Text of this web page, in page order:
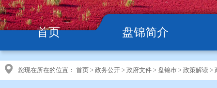
首页 盘锦简介
您现在所在的位置： 首页 > 政务公开 > 政府文件 > 盘锦市 > 政策解读 >